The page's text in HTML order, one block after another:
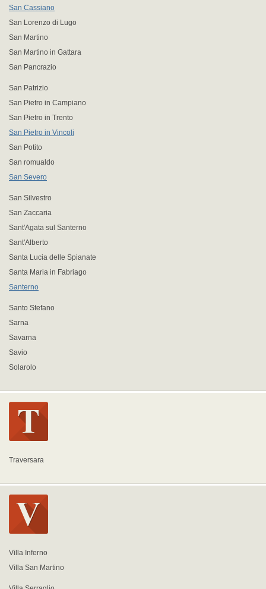
San Cassiano
San Lorenzo di Lugo
San Martino
San Martino in Gattara
San Pancrazio
San Patrizio
San Pietro in Campiano
San Pietro in Trento
San Pietro in Vincoli
San Potito
San romualdo
San Severo
San Silvestro
San Zaccaria
Sant'Agata sul Santerno
Sant'Alberto
Santa Lucia delle Spianate
Santa Maria in Fabriago
Santerno
Santo Stefano
Sarna
Savarna
Savio
Solarolo
Traversara
Villa Inferno
Villa San Martino